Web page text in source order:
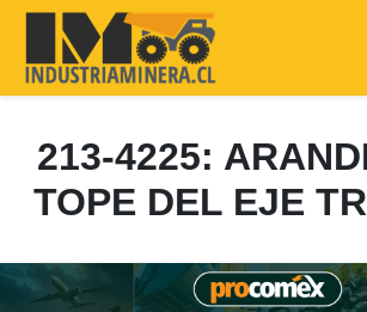
213-4225:
TOPE DEL EJE